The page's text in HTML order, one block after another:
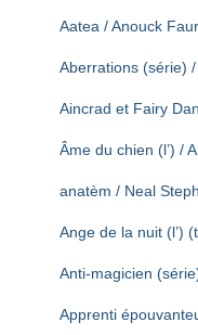
Aatea / Anouck
Aberrations (série)
Aincrad et Fairy
Âme du chien (l’) /
anatèm / Neal
Ange de la nuit (l’)
Anti-magicien
Apprenti